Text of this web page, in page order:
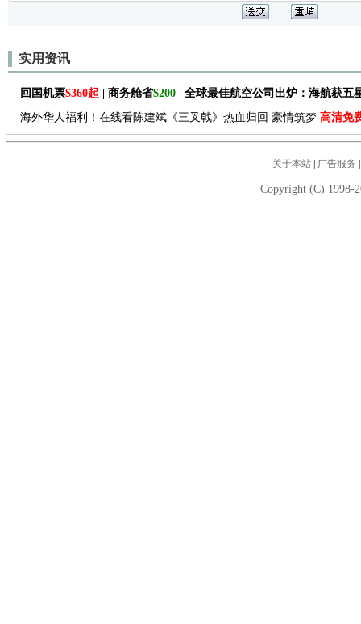
实用资讯
回国机票$360起 | 商务舱省$200 | 全球最佳航空公司出炉：海航获五
海外华人福利！在线看陈建斌《三叉戟》热血归回 豪情筑梦 高清免
关于本站| 广告服务
Copyright (C) 1998-